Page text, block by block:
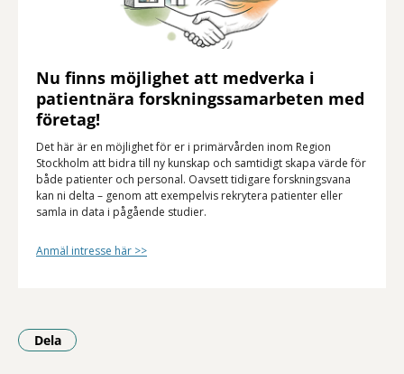
Nu finns möjlighet att medverka i
patientnära forskningssamarbeten med
företag!
Det här är en möjlighet för er i primärvården inom Region
Stockholm att bidra till ny kunskap och samtidigt skapa värde för
både patienter och personal. Oavsett tidigare forskningsvana
kan ni delta – genom att exempelvis rekrytera patienter eller
samla in data i pågående studier.
Anmäl intresse här >>
Dela
- Klicka för att öppna delningsalternativ.